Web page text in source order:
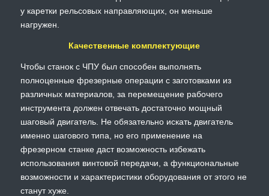
у каретки рельсовых направляющих, он меньше
нагружен.
Качественные комплектующие
Чтобы станок с ЧПУ был способен выполнять
полноценные фрезерные операции с заготовками из
различных материалов, за перемещение рабочего
инструмента должен отвечать достаточно мощный
шаговый двигатель. Не обязательно искать двигатель
именно шагового типа, но его применение на
фрезерном станке даст возможность избежать
использования винтовой передачи, а функциональные
возможности и характеристики оборудования от этого не
станут хуже.